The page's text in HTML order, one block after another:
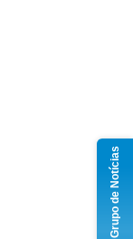
Grupo de Notícias